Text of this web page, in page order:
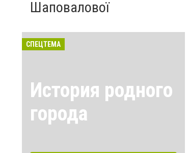
Шаповалової
СПЕЦТЕМА
История родного
города